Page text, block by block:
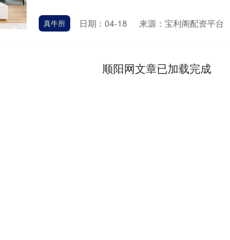
真牛所 日期：04-18 来源：宝利阁配资平台
顺阳网文章已加载完成